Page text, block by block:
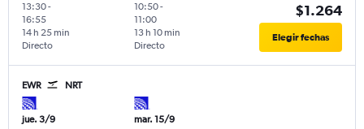
13:30-
16:55
Directo
14 h 25 min
10:50-
11:00
Directo
13 h 10 min
$1.264
Elegir fechas
EWR NRT
jue. 3/9
mar. 15/9